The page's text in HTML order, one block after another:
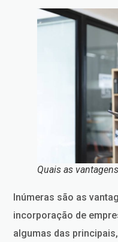
Quais as
Inúmeras são as
incorporação de
algumas das